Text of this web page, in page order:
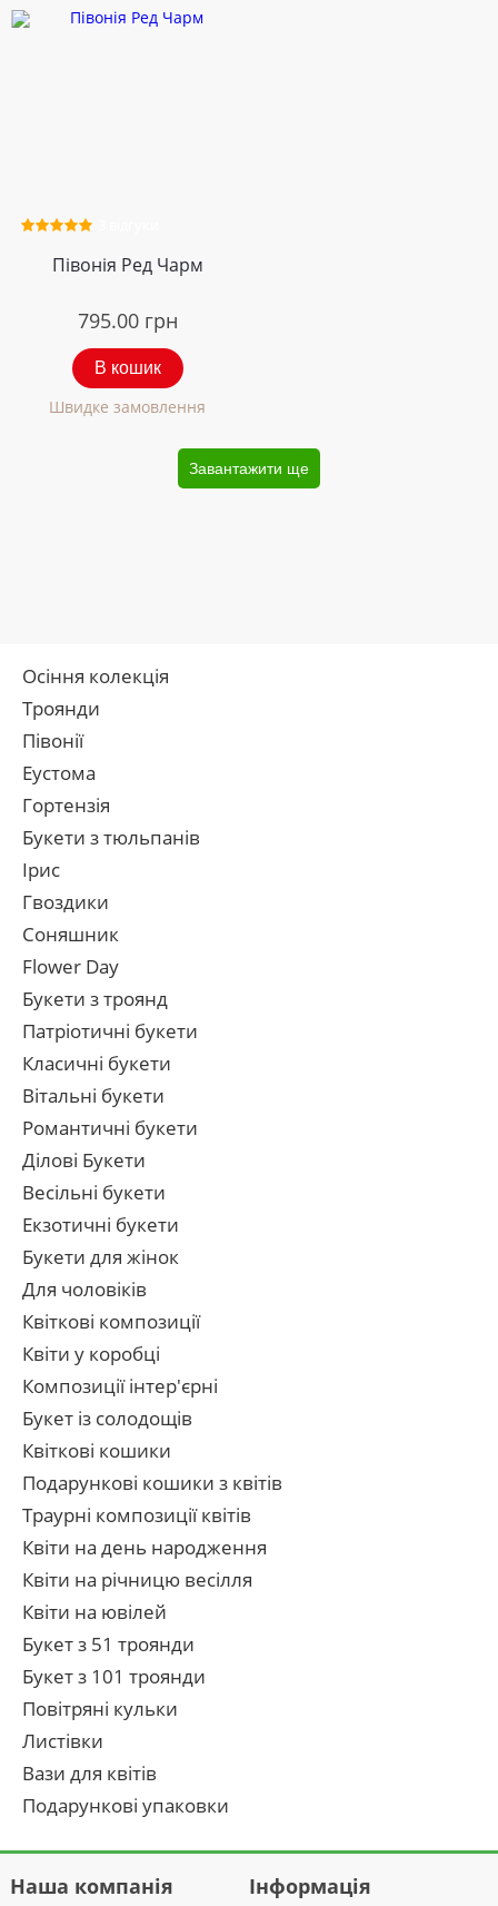
Півонія Ред Чарм
795.00 грн
В кошик
Швидке замовлення
Завантажити ще
Осіння колекція
Троянди
Півонії
Еустома
Гортензія
Букети з тюльпанів
Ірис
Гвоздики
Соняшник
Flower Day
Букети з троянд
Патріотичні букети
Класичні букети
Вітальні букети
Романтичні букети
Ділові Букети
Весільні букети
Екзотичні букети
Букети для жінок
Для чоловіків
Квіткові композиції
Квіти у коробці
Композиції інтер'єрні
Букет із солодощів
Квіткові кошики
Подарункові кошики з квітів
Траурні композиції квітів
Квіти на день народження
Квіти на річницю весілля
Квіти на ювілей
Букет з 51 троянди
Букет з 101 троянди
Повітряні кульки
Листівки
Вази для квітів
Подарункові упаковки
Наша компанія Інформація